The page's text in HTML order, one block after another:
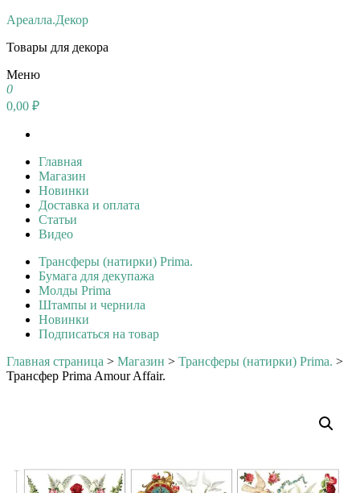
Ареалла.Декор
Товары для декора
Меню
0
0,00 ₽
Главная
Магазин
Новинки
Доставка и оплата
Статьи
Видео
Трансферы (натирки) Prima.
Бумага для декупажа
Молды Prima
Штампы и чернила
Новинки
Подписаться на товар
Главная страница > Магазин > Трансферы (натирки) Prima. >
Трансфер Prima Amour Affair.